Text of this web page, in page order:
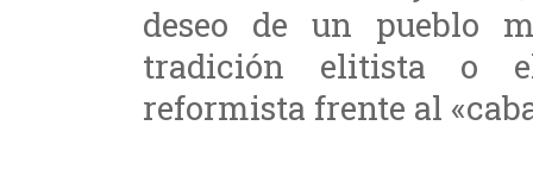
deseo de un pueblo
tradición elitista o
reformista frente al